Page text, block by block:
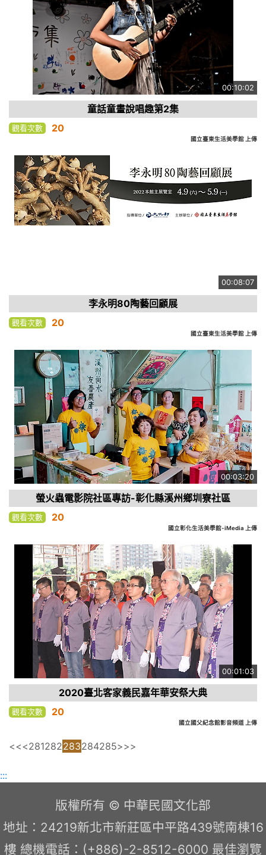
00:10:02
童話童畫說唱趣第2集
觀看次數 20
國立臺東生活美學館 上傳
00:08:07
李永明80陶藝回顧展
觀看次數 20
國立臺東生活美學館 上傳
00:03:20
螢火蟲電影院社區專訪-彰化縣溪州鄉圳寮社區
觀看次數 20
國立彰化生活美學館-iMedia 上傳
00:01:03
2020臺北客家義民嘉年華安祭大典
觀看次數 20
國立國父紀念館影音頻道 上傳
<<<281282283284285>>>
:::
版權所有 © 中華民國文化部
地址：24219新北市新莊區中平路439號南棟16
樓 總機電話：(+886)-2-8512-6000 最佳瀏覽